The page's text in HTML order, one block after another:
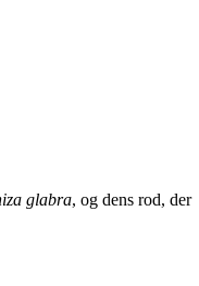
glabra, og dens rod, der